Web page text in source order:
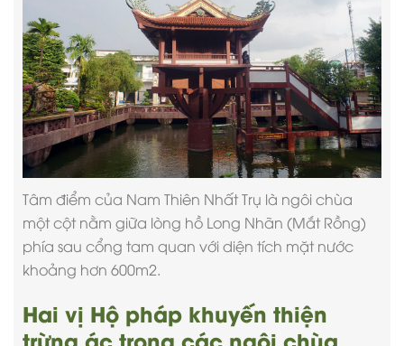
Tâm điểm của Nam Thiên Nhất Trụ là ngôi chùa
một cột nằm giữa lòng hồ Long Nhãn (Mắt Rồng)
phía sau cổng tam quan với diện tích mặt nước
khoảng hơn 600m2.
Hai vị Hộ pháp khuyến thiện